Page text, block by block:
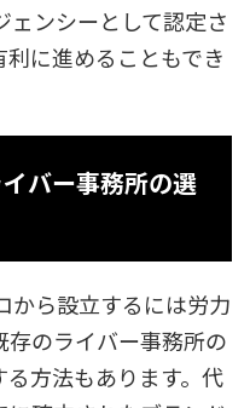
ンシーとして認定さ
に進めることもでき
バー事務所の選
から設立するには労力
存のライバー事務所の
る方法もあります。代